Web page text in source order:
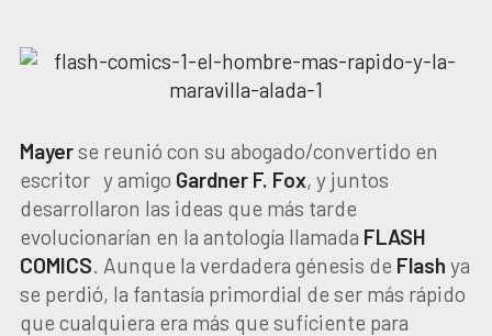
Mayerse reunió con su abogado/convertido en
escritor y amigo Gardner F. Fox, y juntos
desarrollaron las ideas que más tarde
evolucionarían en la antología llamada FLASH
COMICS. Aunque la verdadera génesis de Flash ya
se perdió, la fantasía primordial de ser más rápido
que cualquiera era más que suficiente para